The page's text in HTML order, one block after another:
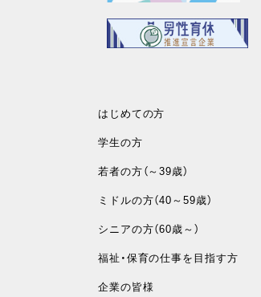
はじめての方
学生の方
若者の方（～39歳）
ミドルの方（40～59歳）
シニアの方（60歳～）
福祉・保育の仕事を目指す方
企業の皆様